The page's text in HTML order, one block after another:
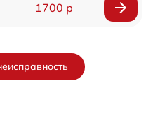
1700 р